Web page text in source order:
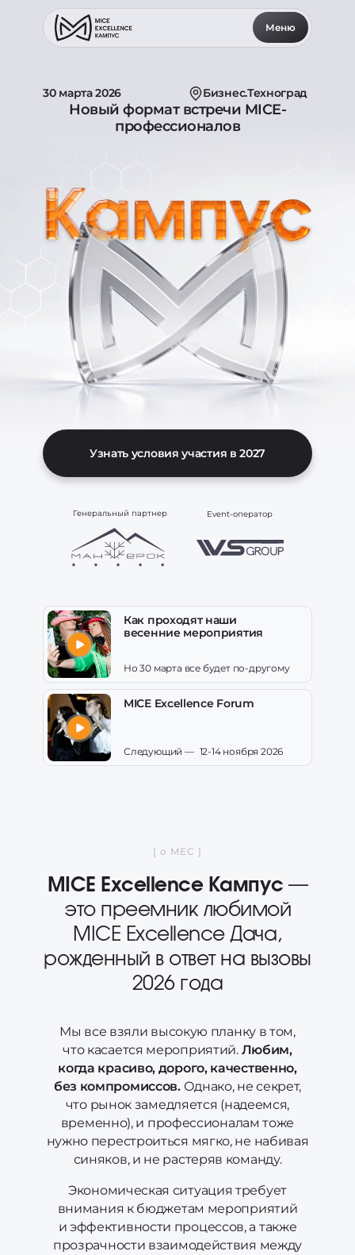
Меню
Узнать условия участия в 2027
Генеральный партнер Event-оператор
30 марта 2026
Новый формат встречи MICE-
профессионалов
Бизнес.Техноград
Но 30 марта все будет по-другому
Как проходят наши
весенние мероприятия
Следующий — 12-14 ноября 2026
MICE Excellence Forum
[ о MEC ]
MICE Excellence Кампус —
это преемник любимой
MICE Excellence Дача,
рожденный в ответ на вызовы
2026 года
Экономическая ситуация требует
внимания к бюджетам мероприятий
и эффективности процессов, а также
прозрачности взаимодействия между
Мы все взяли высокую планку в том,
что касается мероприятий. Любим,
когда красиво, дорого, качественно,
без компромиссов. Однако, не секрет,
что рынок замедляется (надеемся,
временно), и профессионалам тоже
нужно перестроиться мягко, не набивая
синяков, и не растеряв команду.